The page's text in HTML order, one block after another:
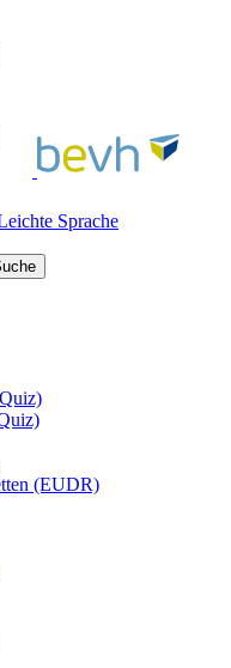
Sprache
(EUDR)